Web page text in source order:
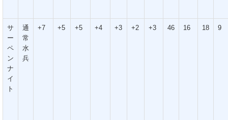
サ
ー
ペ
ン
ナ
イ
ト
通
常
水
兵
+7 +5 +5 +4 +3 +2 +3 46 16 18 9